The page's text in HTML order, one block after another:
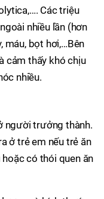
Các triệu
nhiều lần (hơn
máu, bọt hơi,…Bên
cảm thấy khó chịu
nhiều.
người trưởng thành.
ở trẻ em nếu trẻ ăn
có thói quen ăn